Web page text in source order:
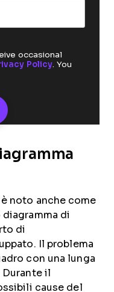
occasional
Policy. You
noto anche come
di
di
Il problema
con una lunga
Durante il
cause del